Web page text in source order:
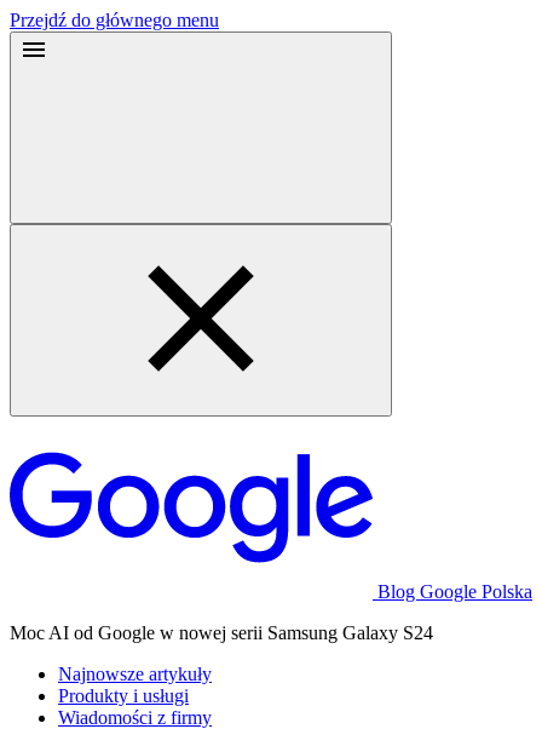
Przejdź do głównego menu
Blog Google Polska
Moc AI od Google w nowej serii Samsung Galaxy S24
Najnowsze artykuły
Produkty i usługi
Wiadomości z firmy